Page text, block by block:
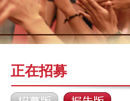
正在招募